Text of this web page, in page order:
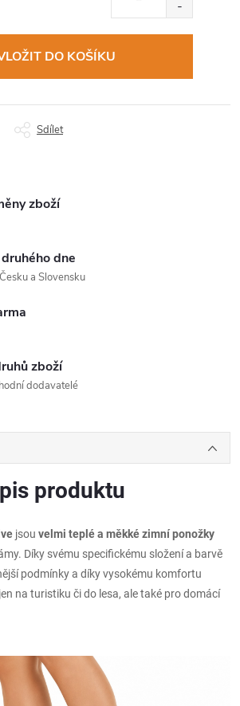
DO KOŠÍKU
Sdílet
zboží
dne
a Slovensku
zboží
dodavatelé
produktu
jsou velmi teplé a měkké zimní ponožky
Díky svému specifickému složení a barvě
podmínky a díky vysokému komfortu
na turistiku či do lesa, ale také pro domácí